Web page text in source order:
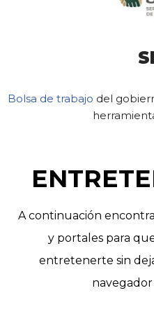
Bolsa de trabajo del
A continuación
y portales para
entretenerte sin